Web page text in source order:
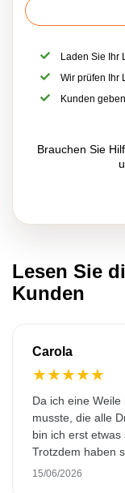
Laden Sie Ihr
Wir prüfen Ihr
Kunden
Brauchen Sie
Lesen Sie
Kunden
Carola
★★★★★
Da ich eine
musste, die alle
bin ich erst etwas
Trotzdem haben
wunderschön
15/06/2026